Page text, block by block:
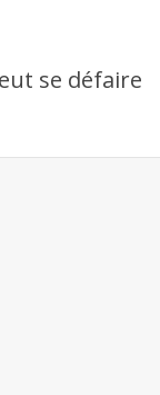
se défaire